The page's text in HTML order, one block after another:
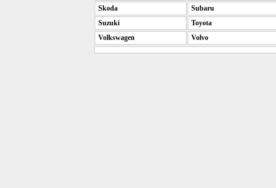
Skoda
Subaru
Suzuki
Toyota
Volkswagen
Volvo